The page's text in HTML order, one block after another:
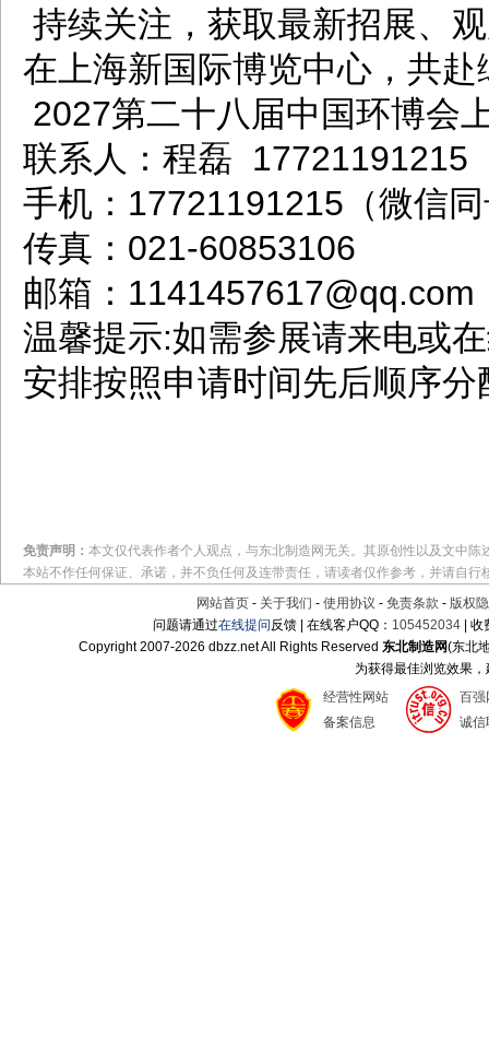
持续关注，获取最新招展、
在上海新国际博览中心，共
2027第二十八届中国环博会
联系人：程磊 17721191215
手机：17721191215（微信
传真：021-60853106
邮箱：
温馨提示:如需参展请来电或
安排按照申请时间先后顺序分
免责声明： 本文仅代表作者个人观点，与东北制造网无关。其原创性以及文中
本站不作任何保证、承诺，并不负任何及连带责任，请读者仅作参考，并请自行
网站首页 - 关于我们 - 使用协议 - 免责条款 - 版权
问题请通过在线提问反馈 | 在线客户QQ： 105452034 |
Copyright 2007-2026 dbzz.net All Rights Reserved东北制造网(东北
为获得最佳浏览效果
经营性网站
备案信息
百强
诚信